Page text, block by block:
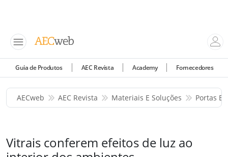
Guia de Produtos AEC Revista Academy Fornecedores
AECweb AEC Revista Materiais E Soluções Portas E
Vitrais conferem efeitos de luz ao